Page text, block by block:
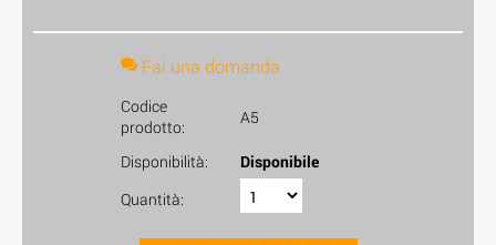
Fai una domanda
Codice
prodotto:
A5
Disponibilità:
Disponibile
Quantità: